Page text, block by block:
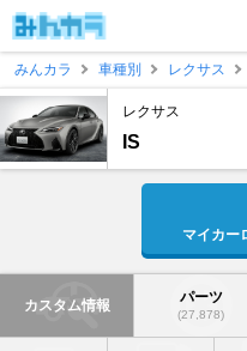
みんカラ
車種別 レクサス
レクサス
IS
マイカー
カスタム情報 パーツ
(27,878)